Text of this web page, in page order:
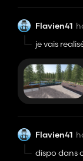
Flavien41
je vais
Flavien41
dispo dans